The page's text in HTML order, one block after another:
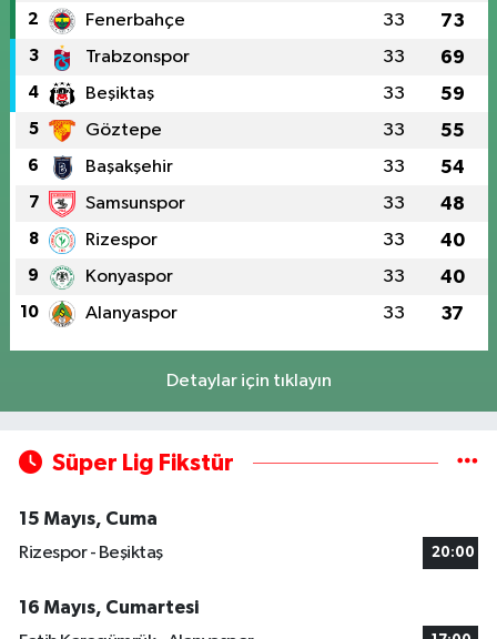
2 Fenerbahçe 33 73
3 Trabzonspor 33 69
4 Beşiktaş 33 59
5 Göztepe 33 55
6 Başakşehir 33 54
7 Samsunspor 33 48
8 Rizespor 33 40
9 Konyaspor 33 40
10 Alanyaspor 33 37
Detaylar için tıklayın
Süper Lig Fikstür
15 Mayıs, Cuma
Rizespor - Beşiktaş
20:00
16 Mayıs, Cumartesi